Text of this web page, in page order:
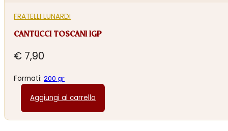
FRATELLI LUNARDI
CANTUCCI TOSCANI IGP
€ 7,90
Formati:200 gr
Aggiungi al carrello